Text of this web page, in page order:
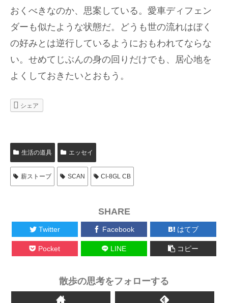
おくべきなのか、思案している。愛車ディフェン
ダーも似たような状態だ。どうも世の流れはぼく
の好みとは逆行しているようにおもわれてならな
い。せめてじぶんの身の回りだけでも、居心地を
よくしておきたいとおもう。
シェア
生活の道具 エッセイ
薪ストーブ SCAN CI-8GL CB
SHARE
Twitter Facebook はてブ
Pocket LINE コピー
散歩の思考をフォローする